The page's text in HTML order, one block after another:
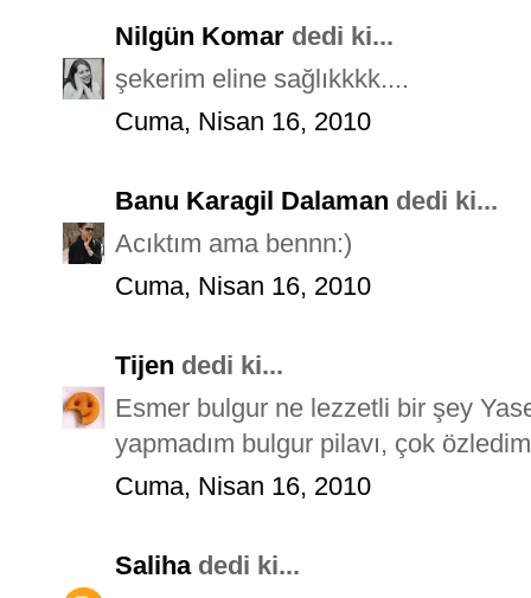
Nilgün Komar dedi ki...
şekerim eline sağlıkkkk....
Cuma, Nisan 16, 2010
Banu Karagil Dalaman dedi ki...
Acıktım ama bennn:)
Cuma, Nisan 16, 2010
Tijen dedi ki...
Esmer bulgur ne lezzetli bir şey
yapmadım bulgur pilavı, çok
Cuma, Nisan 16, 2010
Salihadedi ki...